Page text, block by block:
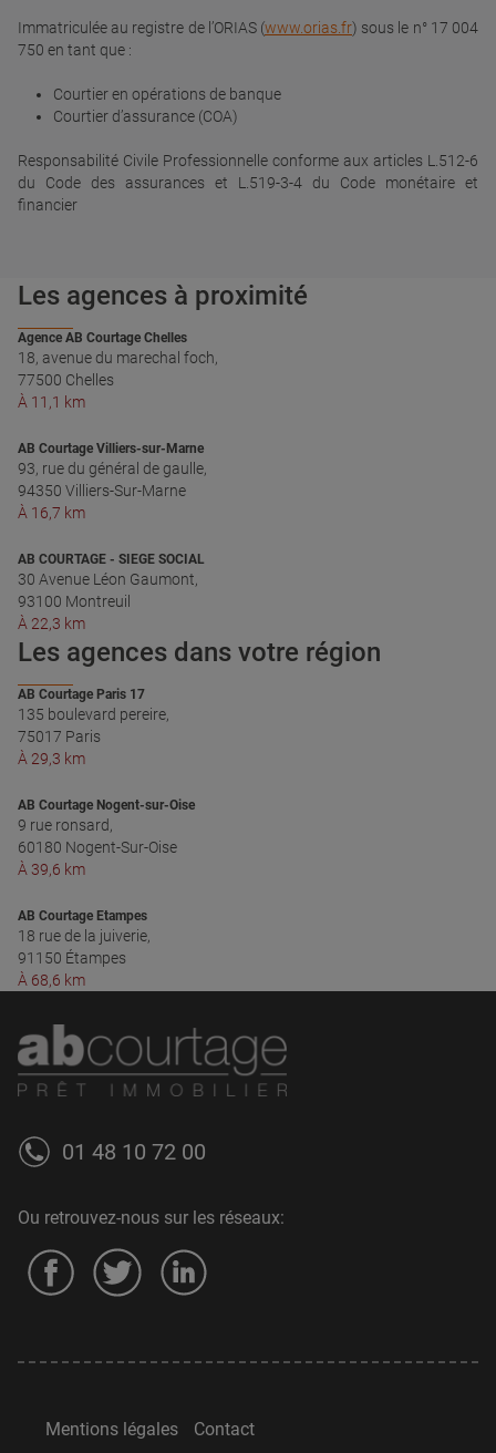
Immatriculée au registre de l’ORIAS (www.orias.fr) sous le n° 17 004
750 en tant que :
Courtier en opérations de banque
Courtier d’assurance (COA)
Responsabilité Civile Professionnelle conforme aux articles L.512-6
du Code des assurances et L.519-3-4 du Code monétaire et
financier
Les agences à proximité
Agence AB Courtage Chelles
18, avenue du marechal foch,
77500 Chelles
À 11,1 km
AB Courtage Villiers-sur-Marne
93, rue du général de gaulle,
94350 Villiers-Sur-Marne
À 16,7 km
AB COURTAGE - SIEGE SOCIAL
30 Avenue Léon Gaumont,
93100 Montreuil
À 22,3 km
Les agences dans votre région
AB Courtage Paris 17
135 boulevard pereire,
75017 Paris
À 29,3 km
AB Courtage Nogent-sur-Oise
9 rue ronsard,
60180 Nogent-Sur-Oise
À 39,6 km
AB Courtage Etampes
18 rue de la juiverie,
91150 Étampes
À 68,6 km
01 48 10 72 00
Ou retrouvez-nous sur les réseaux:
Mentions légales Contact